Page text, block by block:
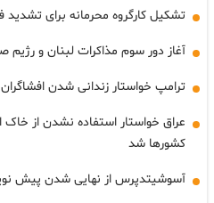
تشکیل کارگروه محرمانه برای تشدید
آغاز دور سوم مذاکرات لبنان و رژیم
ترامپ خواستار زندانی شدن
عراق خواستار استفاده نشدن از
کشورها شد
آسوشیتدپرس از نهایی شدن پیش